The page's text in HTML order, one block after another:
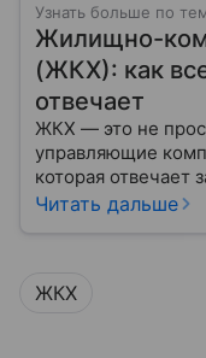
Узнать больше по
Жилищно-
(ЖКХ): как
отвечает
ЖКХ — это не
управляющие
которая отвечает
кране, освещение
Читать дальше
ЖКХ